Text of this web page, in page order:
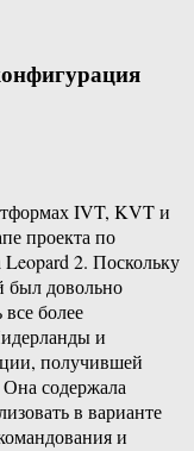
IVT, KVT и
проекта по
2. Поскольку
был довольно
более
и
получившей
содержала
в варианте
и